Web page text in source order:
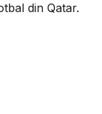
din Qatar.